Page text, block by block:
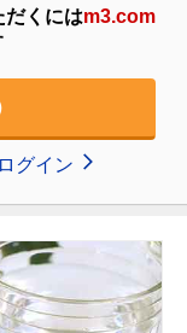
だくにはm3.com
グイン